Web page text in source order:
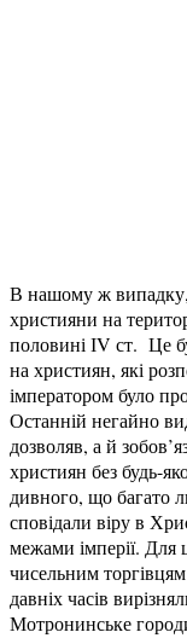
В нашому ж
християни на
половині ІV ст. Це
на християн, які
імператором було
Останній негайно
дозволяв, а й
християн без будь-
дивного, що багато
сповідали віру в
межами імперії. Для
чисельним
давніх часів
Мотронинське